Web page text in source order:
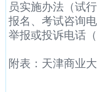
员实施办法（试
报名、考试咨询
举报或投诉电话
附表：天津商业